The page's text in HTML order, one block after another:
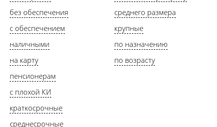
без обеспечения
с обеспечением
наличными
на карту
пенсионерам
с плохой КИ
краткосрочные
среднесрочные
среднего размера
крупные
по назначению
по возрасту